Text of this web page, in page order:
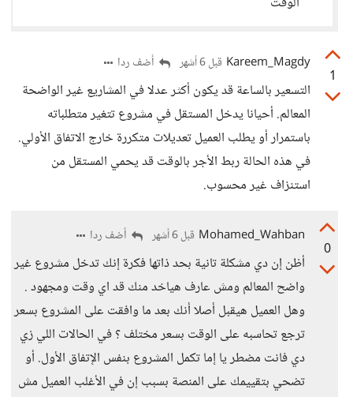
1
Kareem_Magdy قبل 6 أشهر أضف ردا
التسعير بالساعة قد يكون أكثر عدلا في المشاريع غير الواضحة
المعالم. أحيانا يدخل المستقل في مشروع تتغير متطلباته
باستمرار أو يطلب العميل تعديلات متكررة خارج الاتفاق الأولي.
في هذه الحالة ربط الأجر بالوقت قد يحمي المستقل من
استنزاف غير محسوب.
0
Mohamed_Wahban قبل 6 أشهر أضف ردا
أظن إن دي مشكلة تانية بحد ذاتها فكرة إنك تدخل مشروع غير
واضح المعالم ومش عارف هياخد منك قد اي وقت ومجهود .
وهل العميل هيقبل أصلا أنك بعد ما وافقت على المشروع بسعر
ترجع تحاسبه على الوقت بسعر مختلف ؟ في الحالات اللي زي
دي فانت مضطر يا إما تكمل المشروع بنفس الإتفاق الأول. أو
تضحي بتقييمك على المنصة بسبب إن في الأغلب العميل مش